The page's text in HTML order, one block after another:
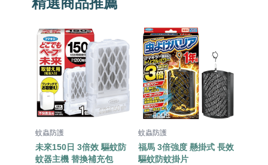
蚊蟲防護
未來150日 3倍效 驅蚊防
蚊器主機 替換補充包
蚊蟲防護
福馬 3倍強度 懸掛式 長效
驅蚊防蚊掛片